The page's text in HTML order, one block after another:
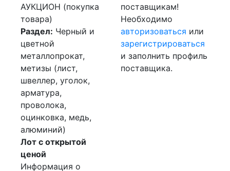
АУКЦИОН (покупка
товара)
Раздел: Черный и
цветной
металлопрокат,
метизы (лист,
швеллер, уголок,
арматура,
проволока,
оцинковка, медь,
алюминий)
Лот с открытой
ценой
Информация о
поставщикам!
Необходимо
авторизоваться или
зарегистрироваться
и заполнить профиль
поставщика.